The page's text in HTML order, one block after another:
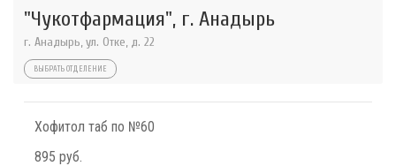
"Чукотфармация", г. Анадырь
г. Анадырь, ул. Отке, д. 22
ВЫБРАТЬ ОТДЕЛЕНИЕ
Хофитол таб по №60
895 руб.